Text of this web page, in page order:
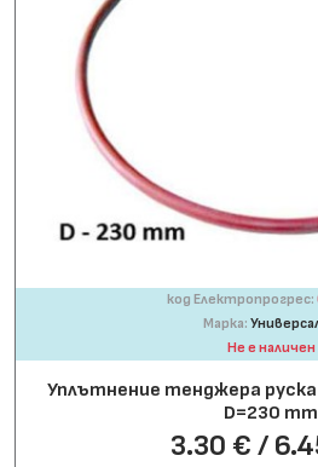
код Електропрогрес:
Марка:
Не е наличен
Уплътнение тенджера
D=230 mm
3.30 € /